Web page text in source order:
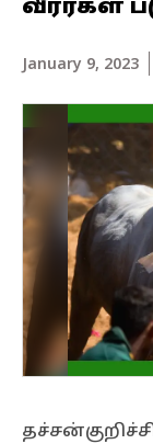
வீரர்கள்
January 9, 2023